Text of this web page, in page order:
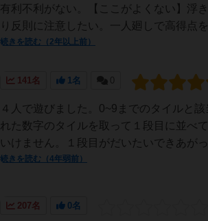
有利不利がない。【ここがよくない】浮
り反則に注意したい。一人廻しで高得点
続きを読む（2年以上前）
141名 1名 0
４人で遊びました。0~9までのタイルと
れた数字のタイルを取って１段目に並べ
いけません。１段目がだいたいできあが
続きを読む（4年弱前）
207名 0名